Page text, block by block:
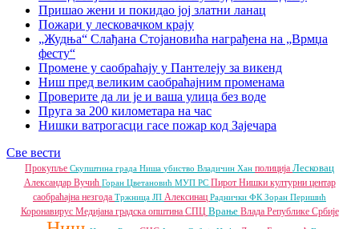
Пришао жени и покидао јој златни ланац
Пожари у лесковачком крају
„Жудња“ Слађана Стојановића награђена на „Врмџа
фесту“
Промене у саобраћају у Пантелеју за викенд
Ниш пред великим саобраћајним променама
Проверите да ли је и ваша улица без воде
Пруга за 200 километара на час
Нишки ватрогасци гасе пожар код Зајечара
Све вести
Прокупље Скупштина града Ниша убиство Владичин Хан полиција Лесковац
Александар Вучић Горан Цветановић МУП РС Пирот Нишки културни центар
саобраћајна незгода Тржница ЈП Алексинац Раднички ФК Зоран Перишић
Коронавирус Медијана градска општина СПЦ Врање Влада Републике Србије